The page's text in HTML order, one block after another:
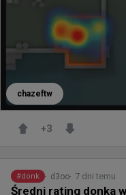
chazeftw
+3
#donk d3oo 7 dni temu
Średni rating donka